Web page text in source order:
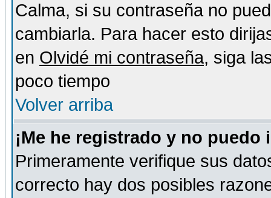
Calma, si su contraseña no
cambiarla. Para hacer esto
en Olvidé mi contraseña, siga
poco tiempo
Volver arriba
¡Me he registrado y no puedo
Primeramente verifique sus
correcto hay dos posibles